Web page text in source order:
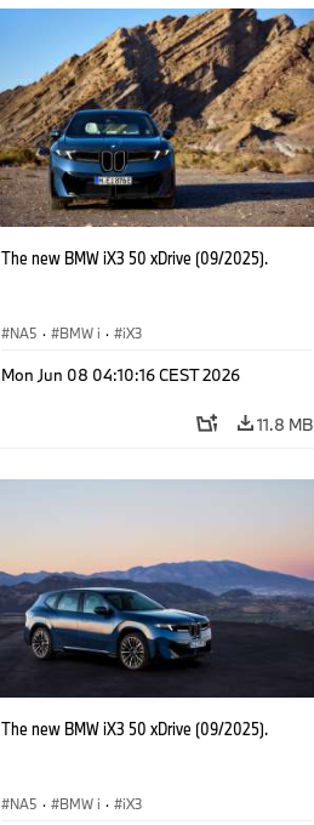
The new BMW iX3 50 xDrive (09/2025).
NA5 · BMW i · iX3
Mon Jun 08 04:10:16 CEST 2026
11.8 MB
The new BMW iX3 50 xDrive (09/2025).
NA5 · BMW i · iX3